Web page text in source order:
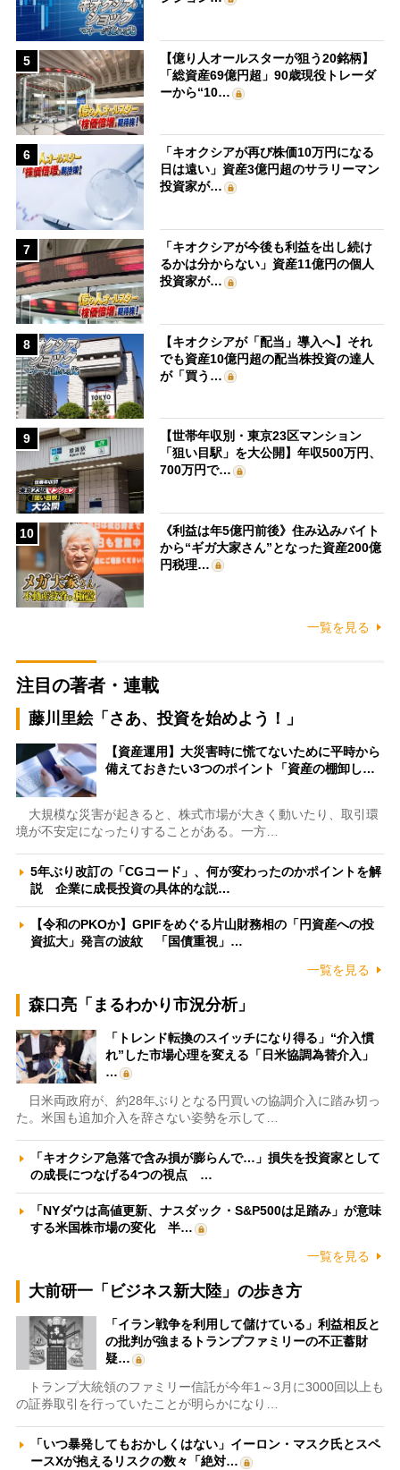
5
【億り人オールスターが狙う20銘柄】
「総資産69億円超」90歳現役トレーダ
ーから“10…
6
「キオクシアが再び株価10万円になる
日は遠い」資産3億円超のサラリーマン
投資家が…
7
「キオクシアが今後も利益を出し続け
るかは分からない」資産11億円の個人
投資家が…
8
【キオクシアが「配当」導入へ】それ
でも資産10億円超の配当株投資の達人
が「買う…
9
【世帯年収別・東京23区マンション
「狙い目駅」を大公開】年収500万円、
700万円で…
10
《利益は年5億円前後》住み込みバイト
から“ギガ大家さん”となった資産200億
円税理…
一覧を見る
注目の著者・連載
藤川里絵「さあ、投資を始めよう！」
【資産運用】大災害時に慌てないために平時から
備えておきたい3つのポイント「資産の棚卸し…
大規模な災害が起きると、株式市場が大きく動いたり、取引環
境が不安定になったりすることがある。一方…
5年ぶり改訂の「CGコード」、何が変わったのかポイントを解
説 企業に成長投資の具体的な説…
【令和のPKOか】GPIFをめぐる片山財務相の「円資産への投
資拡大」発言の波紋 「国債重視」…
一覧を見る
森口亮「まるわかり市況分析」
「トレンド転換のスイッチになり得る」“介入慣
れ”した市場心理を変える「日米協調為替介入」
…
日米両政府が、約28年ぶりとなる円買いの協調介入に踏み切っ
た。米国も追加介入を辞さない姿勢を示して…
「キオクシア急落で含み損が膨らんで…」損失を投資家として
の成長につなげる4つの視点 …
「NYダウは高値更新、ナスダック・S&P500は足踏み」が意味
する米国株市場の変化 半…
一覧を見る
大前研一「ビジネス新大陸」の歩き方
「イラン戦争を利用して儲けている」利益相反と
の批判が強まるトランプファミリーの不正蓄財
疑…
トランプ大統領のファミリー信託が今年1～3月に3000回以上も
の証券取引を行っていたことが明らかになり…
「いつ暴発してもおかしくはない」イーロン・マスク氏とスペ
ースXが抱えるリスクの数々「絶対…